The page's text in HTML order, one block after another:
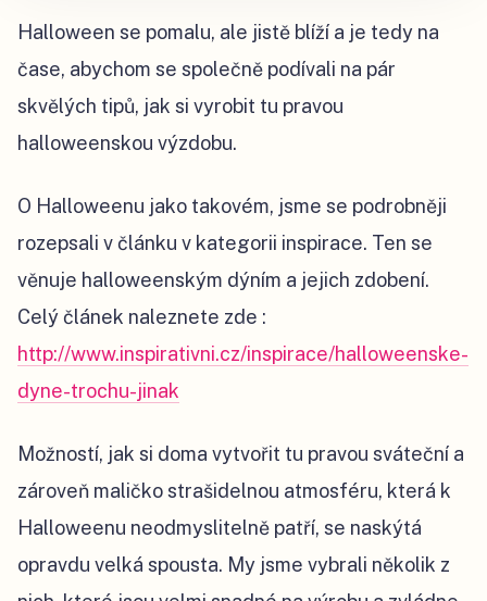
Halloween se pomalu, ale jistě blíží a je tedy na
čase, abychom se společně podívali na pár
skvělých tipů, jak si vyrobit tu pravou
halloweenskou výzdobu.
O Halloweenu jako takovém, jsme se podrobněji
rozepsali v článku v kategorii inspirace. Ten se
věnuje halloweenským dýním a jejich zdobení.
Celý článek naleznete zde :
http://www.inspirativni.cz/inspirace/halloweenske-
dyne-trochu-jinak
Možností, jak si doma vytvořit tu pravou sváteční a
zároveň maličko strašidelnou atmosféru, která k
Halloweenu neodmyslitelně patří, se naskýtá
opravdu velká spousta. My jsme vybrali několik z